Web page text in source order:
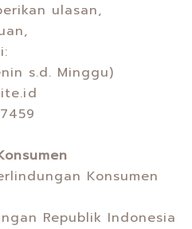
ulasan,
s.d. Minggu)
Konsumen
Republik Indonesia